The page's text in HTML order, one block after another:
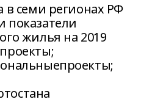
в семи регионах РФ
показатели
жилья на 2019